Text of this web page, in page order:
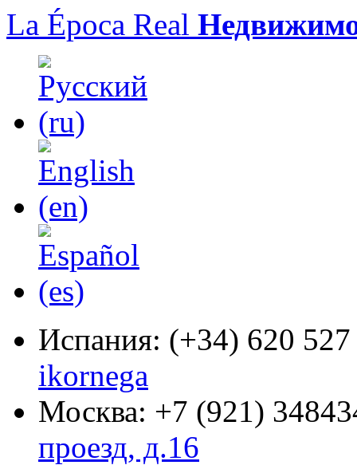
La Época Real
Испания: (+34) 620
ikornega
Москва: +7 (921)
проезд, д.16